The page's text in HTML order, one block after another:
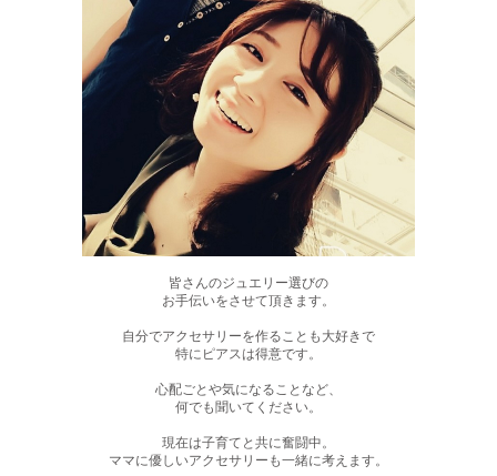
皆さんのジュエリー選びの
お手伝いをさせて頂きます。
自分でアクセサリーを作ることも大好きで
特にピアスは得意です。
心配ごとや気になることなど、
何でも聞いてください。
現在は子育てと共に奮闘中。
ママに優しいアクセサリーも一緒に考えます。